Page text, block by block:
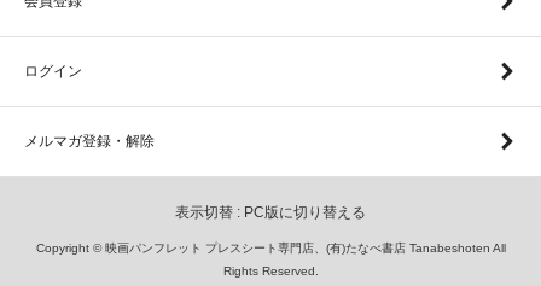
ログイン
メルマガ登録・解除
表示切替 : PC版に切り替える
Copyright © 映画パンフレット プレスシート専門店、(有)たなべ書店 Tanabeshoten All
Rights Reserved.